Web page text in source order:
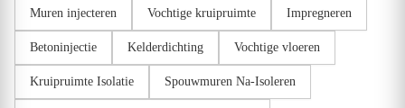
Muren injecteren Vochtige kruipruimte Impregneren
Betoninjectie Kelderdichting Vochtige vloeren
Kruipruimte Isolatie Spouwmuren Na-Isoleren